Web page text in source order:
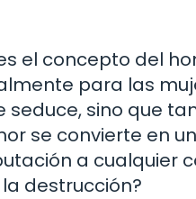
el concepto del
para las
seduce, sino que
se convierte en
a cualquier
destrucción?